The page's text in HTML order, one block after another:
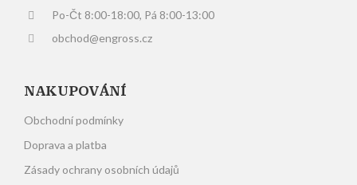
Po-Čt 8:00-18:00, Pá 8:00-13:00
obchod@engross.cz
NAKUPOVÁNÍ
Obchodní podmínky
Doprava a platba
Zásady ochrany osobních údajů